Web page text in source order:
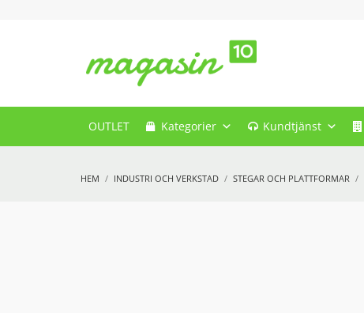
OUTLET Kategorier Kundtjänst
HEM INDUSTRI OCH VERKSTAD STEGAR OCH PLATTFORMAR